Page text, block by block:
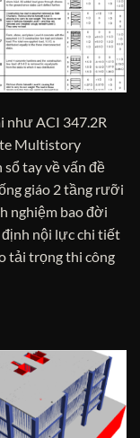
như ACI 347.2R
Multistory
sổ tay về vấn đề
giáo 2 tầng rưỡi
nghiệm bao đời
định nội lực chi tiết
tải trọng thi công